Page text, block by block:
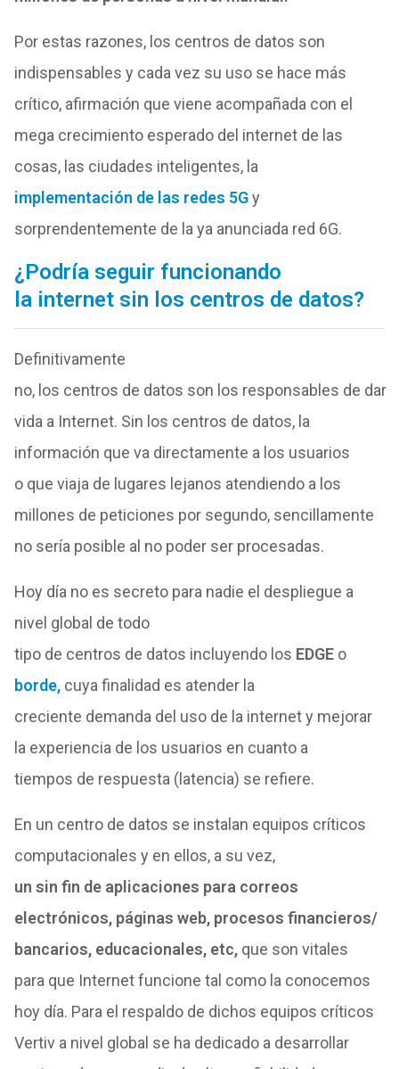
Por estas razones, los centros de datos son
indispensables y cada vez su uso se hace más
crítico, afirmación que viene acompañada con el
mega crecimiento esperado de internet de las
cosas, las ciudades inteligentes, la
implementación delas redes 5Gy
sorprendentemente de la ya anunciada red 6G.
¿Podría seguir funcionando
la internet sin los centros de datos?
Definitivamente
no, los centros de datos son los responsables de dar
vida a Internet. Sin los centros de datos,la
información que va directamente a los usuarios
o que viaja de lugares lejanos atendiendo a los
millones de peticiones por segundo, sencillamente
no sería posible al no poder ser procesadas.
Hoy día no es secreto para nadie el despliegue a
nivel global de todo
tipo de centros de datos incluyendo los EDGEo
borde,cuya finalidad es atender la
creciente demanda de l uso de la internety mejorar
la experiencia de los usuarios en cuanto a
tiempos de respuesta (latencia) se refiere.
En un centro de datos se instalan equipos críticos
computacionales y en ellos, a su vez,
un sin fin deaplicaciones para correos
electrónicos, páginas web, procesos financieros/
bancarios, educacionales, etc, que son vitales
para que Internetfuncione tal como la conocemos
hoy día. Para el respaldo de dichos equipos críticos
Vertiv a nivel global se ha dedicado a desarrollar